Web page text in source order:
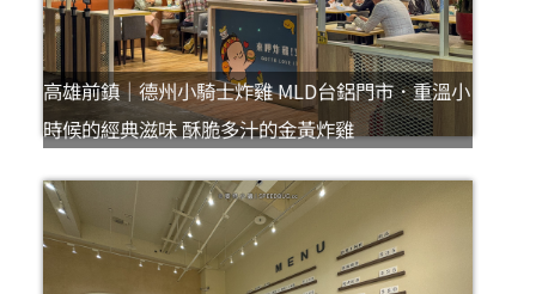
高雄前鎮｜德州小騎士炸雞 MLD台鋁門市．重溫小
時候的經典滋味 酥脆多汁的金黃炸雞